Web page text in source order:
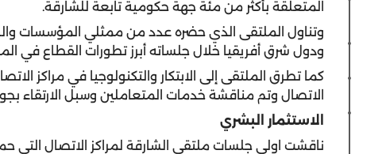
المتعلقة بأكثر من مئة جهة حكومية تابعة للشارقة.
وتناول الملتقى الذي حضره عدد من ممثلي المؤسسات
ودول شرق أفريقيا خلال جلساته أبرز تطورات القطاع في
كما تطرق الملتقى إلى الابتكار والتكنولوجيا في مراكز
الاتصال وتم مناقشة خدمات المتعاملين وسبل الارتقاء
الاستثمار البشري
ناقشت اولى جلسات ملتقى الشارقة لمراكز الاتصال التي